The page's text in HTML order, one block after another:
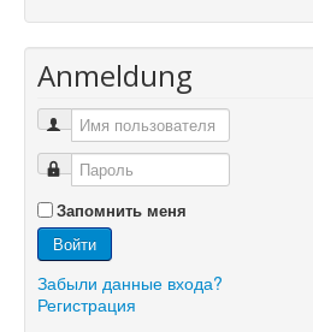
Anmeldung
Запомнить меня
Войти
Забыли данные входа?
Регистрация